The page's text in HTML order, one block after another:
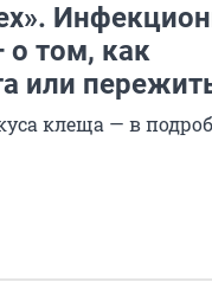
о том, как
или
клеща — в